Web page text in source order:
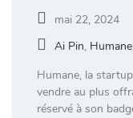
mai 22, 2024
Ai Pin, Humane
Humane, la
vendre au plus
réservé à son